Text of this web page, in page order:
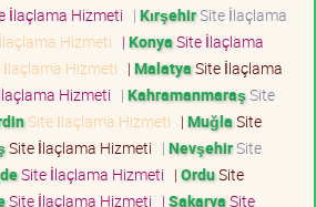
İlaçlama Hizmeti | KırşehirSite İlaçlama
Hizmeti | KonyaSite İlaçlama
İlaçlama Hizmeti | MalatyaSite İlaçlama
Hizmeti | KahramanmaraşSite
Site İlaçlama Hizmeti | MuğlaSite
Site İlaçlama Hizmeti | NevşehirSite
Site İlaçlama Hizmeti | OrduSite
Site İlaçlama Hizmeti | SakaryaSite